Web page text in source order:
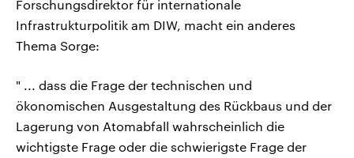
Forschungsdirektor für internationale
Infrastrukturpolitik am DIW, macht ein anderes
Thema Sorge:
" ... dass die Frage der technischen und
ökonomischen Ausgestaltung des Rückbaus und der
Lagerung von Atomabfall wahrscheinlich die
wichtigste Frage oder die schwierigste Frage der